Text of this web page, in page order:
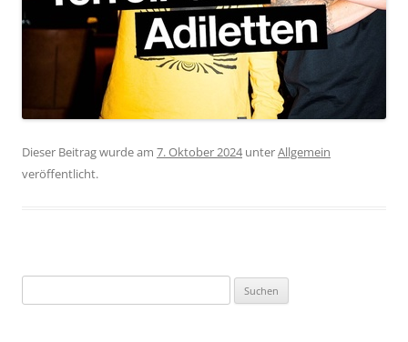
Dieser Beitrag wurde am 7. Oktober 2024unterAllgemein
veröffentlicht.
nach: